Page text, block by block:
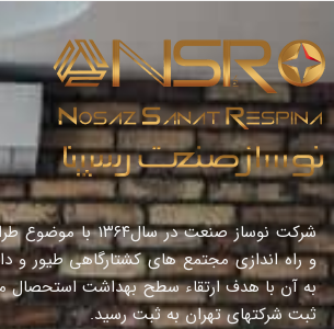
شرکت نوساز صنعت در
و راه اندازی مجتمع های کشتارگاهی طیور و
به آن با هدف ارتقاء سطح بهداشت استحصال
ثبت شرکتهای تهران به ثبت رسید.